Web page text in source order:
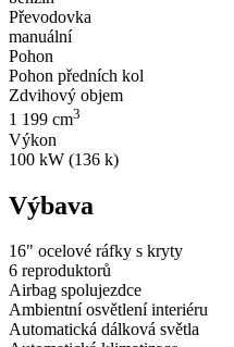
Převodovka
manuální
Pohon
Pohon předních kol
Zdvihový objem
1 199 cm3
Výkon
100 kW (136 k)
Výbava
16" ocelové ráfky s kryty
6 reproduktorů
Airbag spolujezdce
Ambientní osvětlení interiéru
Automatická dálková světla